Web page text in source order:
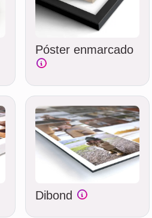
Póster enmarcado
Dibond